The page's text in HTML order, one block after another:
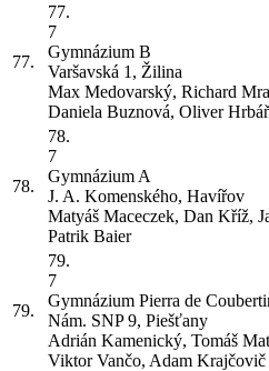
77.
77.
7
Gymnázium B
Varšavská 1, Žilina
Max Medovarský, Richard
Daniela Buznová, Oliver
78.
78.
7
Gymnázium A
J. A. Komenského, Havířov
Matyáš Maceczek, Dan Kříž,
Patrik Baier
79.
79.
7
Gymnázium Pierra de
Nám. SNP 9, Piešťany
Adrián Kamenický, Tomáš
Viktor Vančo, Adam Krajčovič